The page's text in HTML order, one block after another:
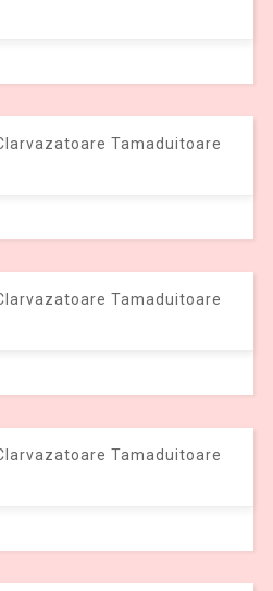
Tamaduitoare
Tamaduitoare
Tamaduitoare